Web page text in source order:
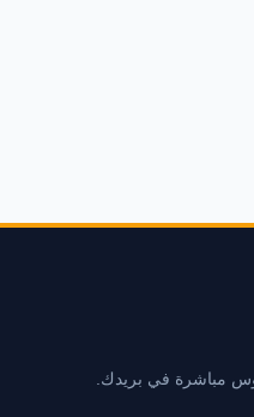
مباشرة في بريدك.